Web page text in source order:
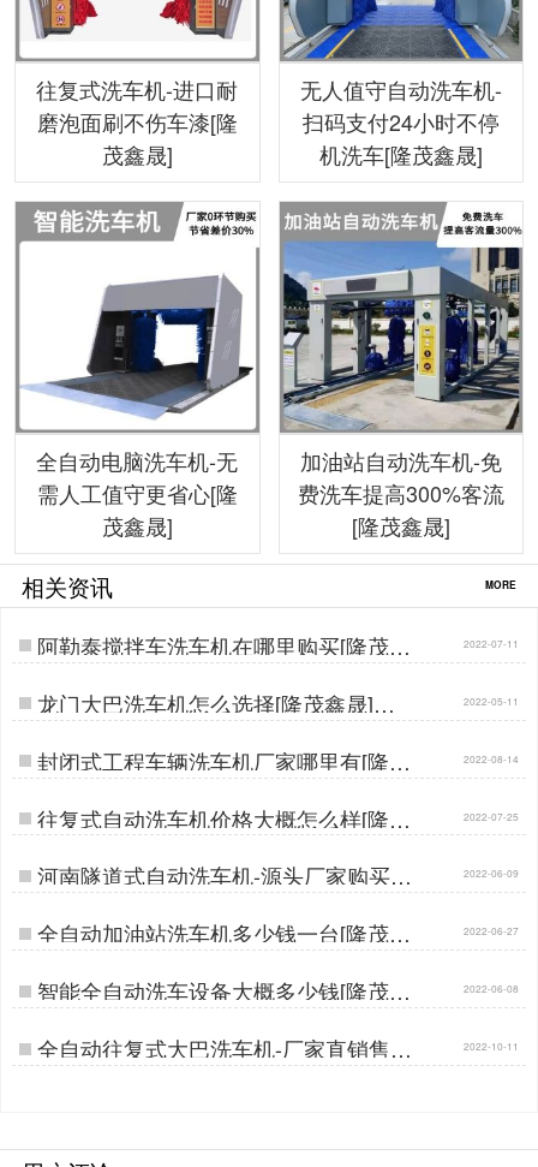
往复式洗车机-进口耐
磨泡面刷不伤车漆[隆
茂鑫晟]
无人值守自动洗车机-
扫码支付24小时不停
机洗车[隆茂鑫晟]
全自动电脑洗车机-无
需人工值守更省心[隆
茂鑫晟]
加油站自动洗车机-免
费洗车提高300%客流
[隆茂鑫晟]
相关资讯 MORE
阿勒泰搅拌车洗车机在哪里购买[隆茂鑫
晟]…
2022-07-11
龙门大巴洗车机怎么选择[隆茂鑫晟]… 2022-05-11
封闭式工程车辆洗车机厂家哪里有[隆茂
鑫晟]…
2022-08-14
往复式自动洗车机价格大概怎么样[隆茂
鑫晟]…
2022-07-25
河南隧道式自动洗车机-源头厂家购买更
实惠[隆茂鑫晟]…
2022-06-09
全自动加油站洗车机多少钱一台[隆茂鑫
晟]…
2022-06-27
智能全自动洗车设备大概多少钱[隆茂鑫
晟]…
2022-06-08
全自动往复式大巴洗车机-厂家直销售后
有保障[隆茂鑫晟]…
2022-10-11